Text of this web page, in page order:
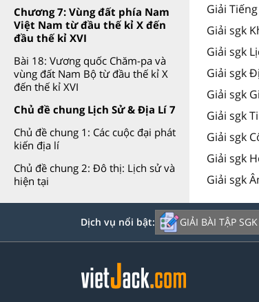
Chương 7: Vùng đất phía Nam
Việt Nam từ đầu thế kỉ X đến
đầu thế kỉ XVI
Bài 18: Vương quốc Chăm-pa và
vùng đất Nam Bộ từ đầu thế kỉ X
đến thế kỉ XVI
Chủ đề chung Lịch Sử & Địa Lí 7
Chủ đề chung 1: Các cuộc đại phát
kiến địa lí
Chủ đề chung 2: Đô thị: Lịch sử và
hiện tại
Giải
Giải sgk
Giải sgk
Giải sgk
Giải sgk
Giải sgk
Giải sgk
Giải sgk
Giải sgk
Dịch vụ nổi bật: GIẢI BÀI TẬP